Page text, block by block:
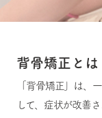
背⾻矯正とは
「背骨矯正」は、
して、症状が改善